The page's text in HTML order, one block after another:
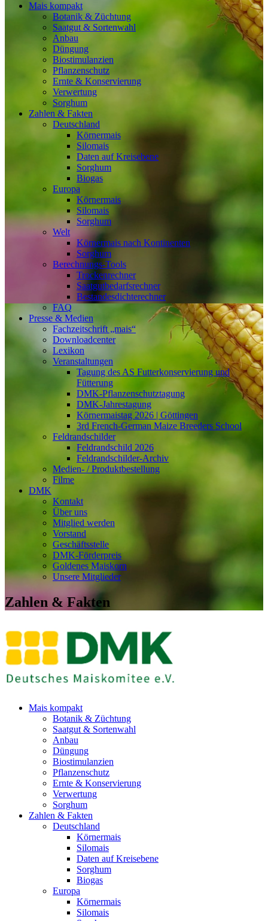
Mais kompakt
Botanik & Züchtung
Saatgut & Sortenwahl
Anbau
Düngung
Biostimulanzien
Pflanzenschutz
Ernte & Konservierung
Verwertung
Sorghum
Zahlen & Fakten
Deutschland
Körnermais
Silomais
Daten auf Kreisebene
Sorghum
Biogas
Europa
Körnermais
Silomais
Sorghum
Welt
Körnermais nach Kontinenten
Sorghum
Berechnungs-Tools
Trockenrechner
Saatgutbedarfsrechner
Bestandesdichterechner
FAQ
Presse & Medien
Fachzeitschrift „mais“
Downloadcenter
Lexikon
Veranstaltungen
Tagung des AS Futterkonservierung und
Fütterung
DMK-Pflanzenschutztagung
DMK-Jahrestagung
Körnermaistag 2026 | Göttingen
3rd French-German Maize Breeders School
Feldrandschilder
Feldrandschild 2026
Feldrandschilder-Archiv
Medien- / Produktbestellung
Filme
DMK
Kontakt
Über uns
Mitglied werden
Vorstand
Geschäftsstelle
DMK-Förderpreis
Goldenes Maiskorn
Unsere Mitglieder
Zahlen & Fakten
Mais kompakt
Botanik & Züchtung
Saatgut & Sortenwahl
Anbau
Düngung
Biostimulanzien
Pflanzenschutz
Ernte & Konservierung
Verwertung
Sorghum
Zahlen & Fakten
Deutschland
Körnermais
Silomais
Daten auf Kreisebene
Sorghum
Biogas
Europa
Körnermais
Silomais